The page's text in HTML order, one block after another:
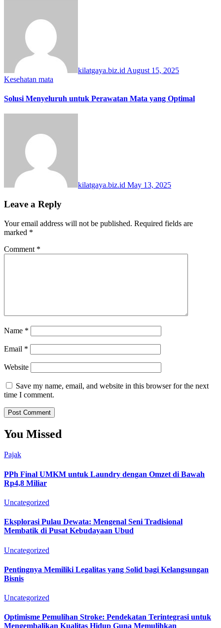
kilatgaya.biz.id August 15, 2025
Kesehatan mata
Solusi Menyeluruh untuk Perawatan Mata yang Optimal
kilatgaya.biz.id May 13, 2025
Leave a Reply
Your email address will not be published. Required fields are
marked *
Comment *
Name *
Email *
Website
Save my name, email, and website in this browser for the next
time I comment.
You Missed
Pajak
PPh Final UMKM untuk Laundry dengan Omzet di Bawah
Rp4,8 Miliar
Uncategorized
Eksplorasi Pulau Dewata: Mengenal Seni Tradisional
Membatik di Pusat Kebudayaan Ubud
Uncategorized
Pentingnya Memiliki Legalitas yang Solid bagi Kelangsungan
Bisnis
Uncategorized
Optimisme Pemulihan Stroke: Pendekatan Terintegrasi untuk
Mengembalikan Kualitas Hidup Guna Memulihkan